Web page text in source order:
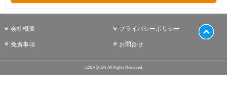
会社概要 プライバシーポリシー
免責事項 お問合せ
c2014 Q-JIN All Rights Reserved.